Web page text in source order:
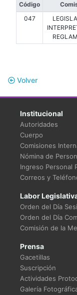
Código
047
Volver
Institucional
Autoridades
Cuerpo
Comisiones
Nómina de
Ingreso Personal
Correos y
Labor
Orden del Día
Orden del Día
Comisión de la
Prensa
Gacetillas
Suscripción
Actividades
Galería